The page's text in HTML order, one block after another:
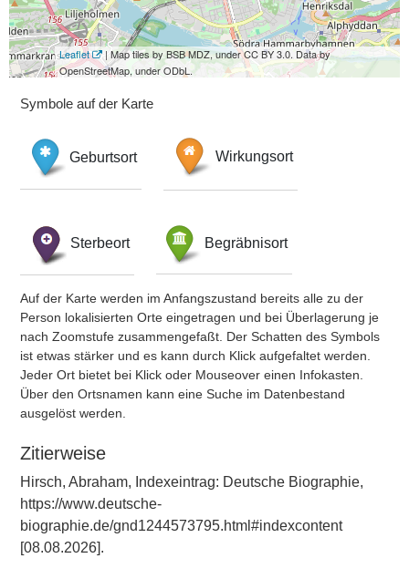
Leaflet
| Map tiles by BSB MDZ, under CC BY 3.0. Data by
OpenStreetMap, under ODbL.
Symbole auf der Karte
Geburtsort Wirkungsort
Sterbeort Begräbnisort
Auf der Karte werden im Anfangszustand bereits alle zu der
Person lokalisierten Orte eingetragen und bei Überlagerung je
nach Zoomstufe zusammengefaßt. Der Schatten des Symbols
ist etwas stärker und es kann durch Klick aufgefaltet werden.
Jeder Ort bietet bei Klick oder Mouseover einen Infokasten.
Über den Ortsnamen kann eine Suche im Datenbestand
ausgelöst werden.
Zitierweise
Hirsch, Abraham, Indexeintrag: Deutsche Biographie,
https://www.deutsche-
biographie.de/gnd1244573795.html#indexcontent
[08.08.2026].